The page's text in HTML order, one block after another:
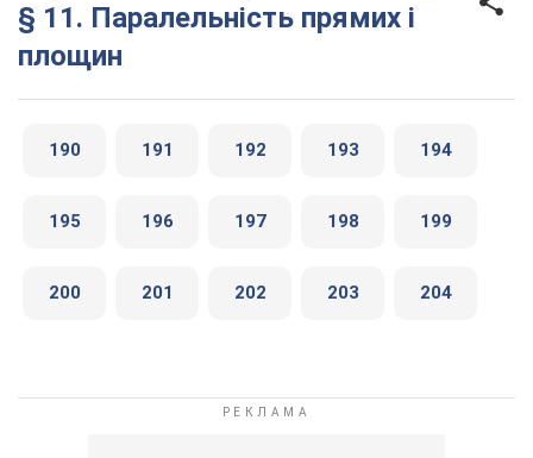
§ 11. Паралельність прямих і
площин
190 191 192 193 194
195 196 197 198 199
200 201 202 203 204